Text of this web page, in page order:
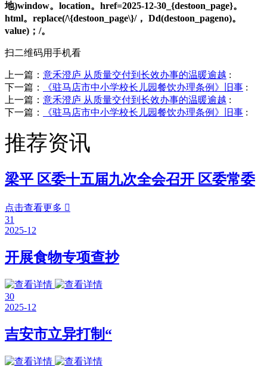
地)window。location。href=2025-12-30_{destoon_page}。
html。replace(/\{destoon_page\}/， Dd(destoon_pageno)。
value)；/。
扫二维码用手机看
上一篇： 意禾澄庐 从质量交付到长效办事的温暖逾越 :
下一篇：
《驻马店市中小学校长儿园餐饮办理条例》旧事 :
上一篇： 意禾澄庐 从质量交付到长效办事的温暖逾越 :
下一篇：
《驻马店市中小学校长儿园餐饮办理条例》旧事 :
推荐资讯
梁平 区委十五届九次全会召开 区委常委
点击查看更多 
31
2025-12
开展食物专项查抄
30
2025-12
吉安市立异打制“